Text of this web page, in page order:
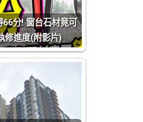
66分! 窗台石材竟可
修進度(附影片)